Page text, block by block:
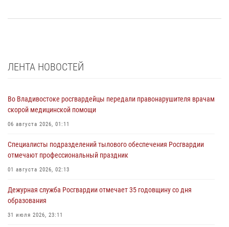
ЛЕНТА НОВОСТЕЙ
Во Владивостоке росгвардейцы передали правонарушителя врачам
скорой медицинской помощи
06 августа 2026, 01:11
Специалисты подразделений тылового обеспечения Росгвардии
отмечают профессиональный праздник
01 августа 2026, 02:13
Дежурная служба Росгвардии отмечает 35 годовщину со дня
образования
31 июля 2026, 23:11